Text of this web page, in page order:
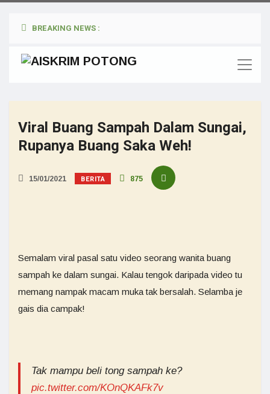
BREAKING NEWS :
Viral Buang Sampah Dalam Sungai,
Rupanya Buang Saka Weh!
15/01/2021 BERITA 875
Semalam viral pasal satu video seorang wanita buang
sampah ke dalam sungai. Kalau tengok daripada video tu
memang nampak macam muka tak bersalah. Selamba je
gais dia campak!
Tak mampu beli tong sampah ke?
pic.twitter.com/KOnQKAFk7v